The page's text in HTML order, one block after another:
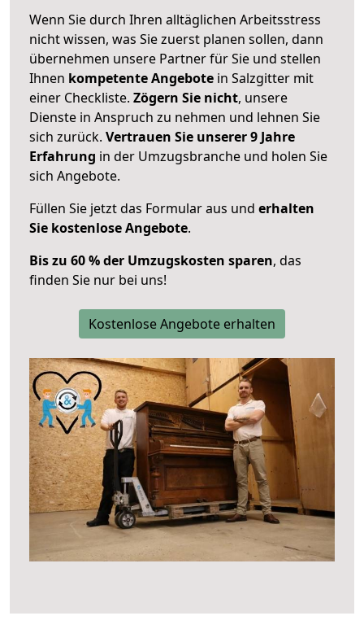
Wenn Sie durch Ihren alltäglichen Arbeitsstress
nicht wissen, was Sie zuerst planen sollen, dann
übernehmen unsere Partner für Sie und stellen
Ihnen kompetente Angebote in Salzgitter mit
einer Checkliste. Zögern Sie nicht, unsere
Dienste in Anspruch zu nehmen und lehnen Sie
sich zurück. Vertrauen Sie unserer 9 Jahre
Erfahrung in der Umzugsbranche und holen Sie
sich Angebote.
Füllen Sie jetzt das Formular aus und erhalten
Sie kostenlose Angebote.
Bis zu 60 % der Umzugskosten sparen, das
finden Sie nur bei uns!
Kostenlose Angebote erhalten